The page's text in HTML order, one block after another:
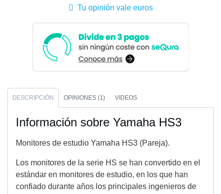
Tu opinión vale euros
DESCRIPCIÓN OPINIONES (1) VIDEOS
Información sobre Yamaha HS3
Monitores de estudio Yamaha HS3 (Pareja).
Los monitores de la serie HS se han convertido en el
estándar en monitores de estudio, en los que han
confiado durante años los principales ingenieros de